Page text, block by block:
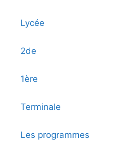
Lycée
2de
1ère
Terminale
Les programmes